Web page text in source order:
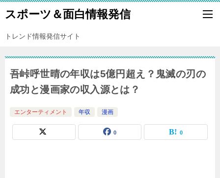
スポーツ＆面白情報発信
トレンド情報発信サイト
吾峠呼世晴の年収は5億円超え？鬼滅の刃の
成功と漫画家の収入源とは？
エンターティメント 年収 漫画
0 0